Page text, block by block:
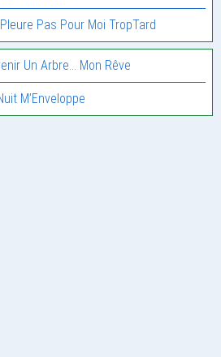
Pas Pour Moi TropTard
Un Arbre… Mon Rêve
M’Enveloppe